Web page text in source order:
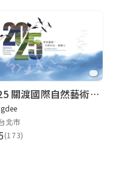
2025 關渡國際自然藝術季 Guandu International Nature Art Festival
gdee
北市
(173)